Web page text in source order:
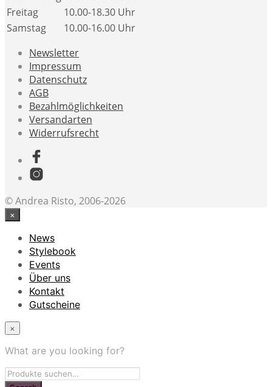
Freitag
10.00-18.30 Uhr
Samstag
10.00-16.00 Uhr
Newsletter
Impressum
Datenschutz
AGB
Bezahlmöglichkeiten
Versandarten
Widerrufsrecht
© Andrea Risto, 2006-2026
×
News
Stylebook
Events
Über uns
Kontakt
Gutscheine
×
What are you looking for?